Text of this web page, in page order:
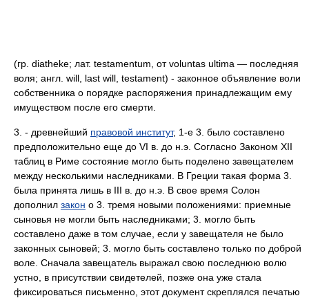
(гр. diatheke; лат. testamentum, от voluntas ultima — последняя
воля; англ. will, last will, testament) - законное объявление воли
собственника о порядке распоряжения принадлежащим ему
имуществом после его смерти.
3. - древнейший правовой институт, 1-е 3. было составлено
предположительно еще до VI в. до н.э. Согласно Законом XII
таблиц в Риме состояние могло быть поделено завещателем
между несколькими наследниками. В Греции такая форма 3.
была принята лишь в III в. до н.э. В свое время Солон
дополнил закон о 3. тремя новыми положениями: приемные
сыновья не могли быть наследниками; 3. могло быть
составлено даже в том случае, если у завещателя не было
законных сыновей; 3. могло быть составлено только по доброй
воле. Сначала завещатель выражал свою последнюю волю
устно, в присутствии свидетелей, позже она уже стала
фиксироваться письменно, этот документ скреплялся печатью